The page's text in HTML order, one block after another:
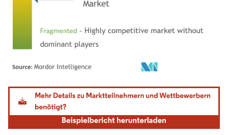
Bild © Mordor Intelligence. Wiederverwendung erfordert Namensnennung gemäß